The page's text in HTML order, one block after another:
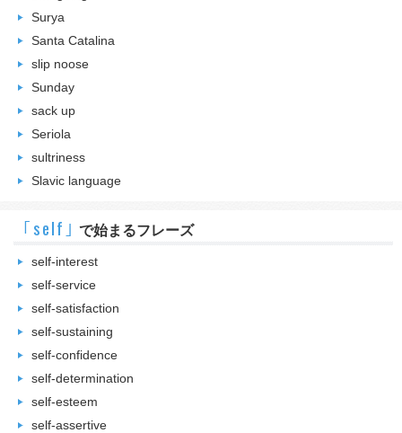
Surya
Santa Catalina
slip noose
Sunday
sack up
Seriola
sultriness
Slavic language
｢self｣ で始まるフレーズ
self-interest
self-service
self-satisfaction
self-sustaining
self-confidence
self-determination
self-esteem
self-assertive